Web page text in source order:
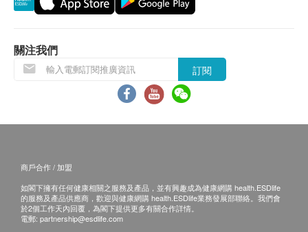
關注我們
訂閱
商戶合作 / 加盟
如閣下擁有任何健康相關之服務及產品，並有興趣成為健康網購 health.ESDlife
的服務及產品供應商，歡迎與健康網購 health.ESDlife業務發展部聯絡。我們會
於2個工作天內回覆，為閣下提供更多有關合作詳情。
電郵: partnership@esdlife.com